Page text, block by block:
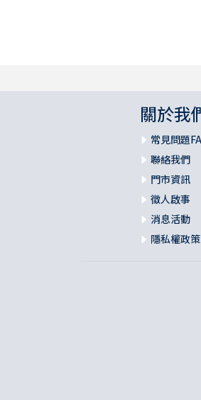
關於我
常見問題
聯絡我們
門市資訊
徵人啟事
消息活動
隱私權政策